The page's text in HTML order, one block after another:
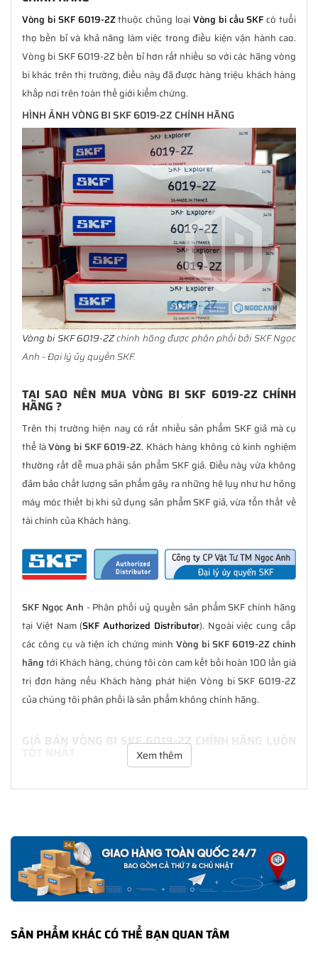
Vòng bi SKF 6019-2Zthuộc chủng loạiVòng bi cầu SKFcó tuổi
thọ bền bỉ và khả năng làm việc trong điều kiện vận hành cao.
Vòng bi SKF 6019-2Z bền bỉ hơn rất nhiều so với các hãng vòng
bi khác trên thị trường, điều này đã được hàng triệu khách hàng
khắp nơi trên toàn thế giới kiểm chứng.
HÌNH ẢNH VÒNG BI SKF 6019-2Z CHÍNH HÃNG
Vòng bi SKF 6019-2Zchính hãng được phân phối bởi SKF Ngọc
Anh - Đại lý ủy quyền SKF.
TẠI SAO NÊN MUA VÒNG BI SKF 6019-2Z CHÍNH
HÃNG ?
Trên thị trường hiện nay có rất nhiều sản phẩm SKF giả mà cụ
thể làVòng bi SKF 6019-2Z. Khách hàng không có kinh nghiệm
thường rất dễ mua phải sản phẩm SKF giả. Điều này vừa không
đảm bảo chất lượng sản phẩm gây ra những hệ lụy như hư hỏng
máy móc thiết bị khi sử dụng sản phẩm SKF giả, vừa tổn thất về
tài chính của Khách hàng.
SKF Ngọc Anh - Phân phối uỷ quyền sản phẩm SKF chính hãng
tại Việt Nam (SKF Authorized Distributor). Ngoài việc cung cấp
các công cụ và tiện ích chứng minh Vòng bi SKF 6019-2Z chính
hãngtới Khách hàng, chúng tôi còn cam kết bồi hoàn 100 lần giá
trị đơn hàng nếu Khách hàng phát hiện Vòng bi SKF 6019-2Z
của chúng tôi phân phối là sản phẩm không chính hãng.
GIÁ BÁN VÒNG BI SKF 6019-2Z CHÍNH HÃNG LUÔN
nhất với nhiều ưu đãi kèm theo và các dịch vụ hẫu mãi sau bán
CHẾ ĐỘ BẢO HÀNH VÒNG BI SKF 6019-2Z CHÍNH
HÃNG
Tất cả các sản phẩm SKF chính hãng doSKF Ngọc Anhphân
phối đều được bảo hành chính hãng theo đúng tiêu chuẩn bảo
hành của nhà sản xuất.
Xem thêm
SẢN PHẨM KHÁC CÓ THỂ BẠN QUAN TÂM